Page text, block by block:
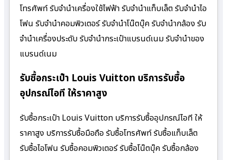
โทรศัพท์ รับจำนำเครื่องใช้ไฟฟ้า รับจำนำแท็บเล็ต รับจำนำไอ
โฟน รับจำนำคอมพิวเตอร์ รับจำนำโน๊ตบุ๊ค รับจำนำกล้อง รับ
จำนำเครื่องประดับ รับจำนำกระเป๋าแบรนด์เนม รับจำนำของ
แบรนด์เนม
รับซื้อกระเป๋า Louis Vuitton บริการรับซื้อ
อุปกรณ์ไอที ให้ราคาสูง
รับซื้อกระเป๋า Louis Vuitton บริการรับซื้ออุปกรณ์ไอที ให้
ราคาสูง บริการรับซื้อมือถือ รับซื้อโทรศัพท์ รับซื้อแท็บเล็ต
รับซื้อไอโฟน รับซื้อคอมพิวเตอร์ รับซื้อโน๊ตบุ๊ค รับซื้อกล้อง